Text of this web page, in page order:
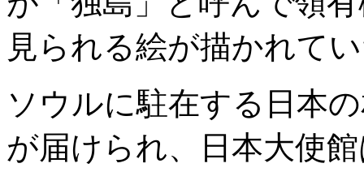
見られる絵が描かれて
ソウルに駐在する日本
が届けられ、日本大使